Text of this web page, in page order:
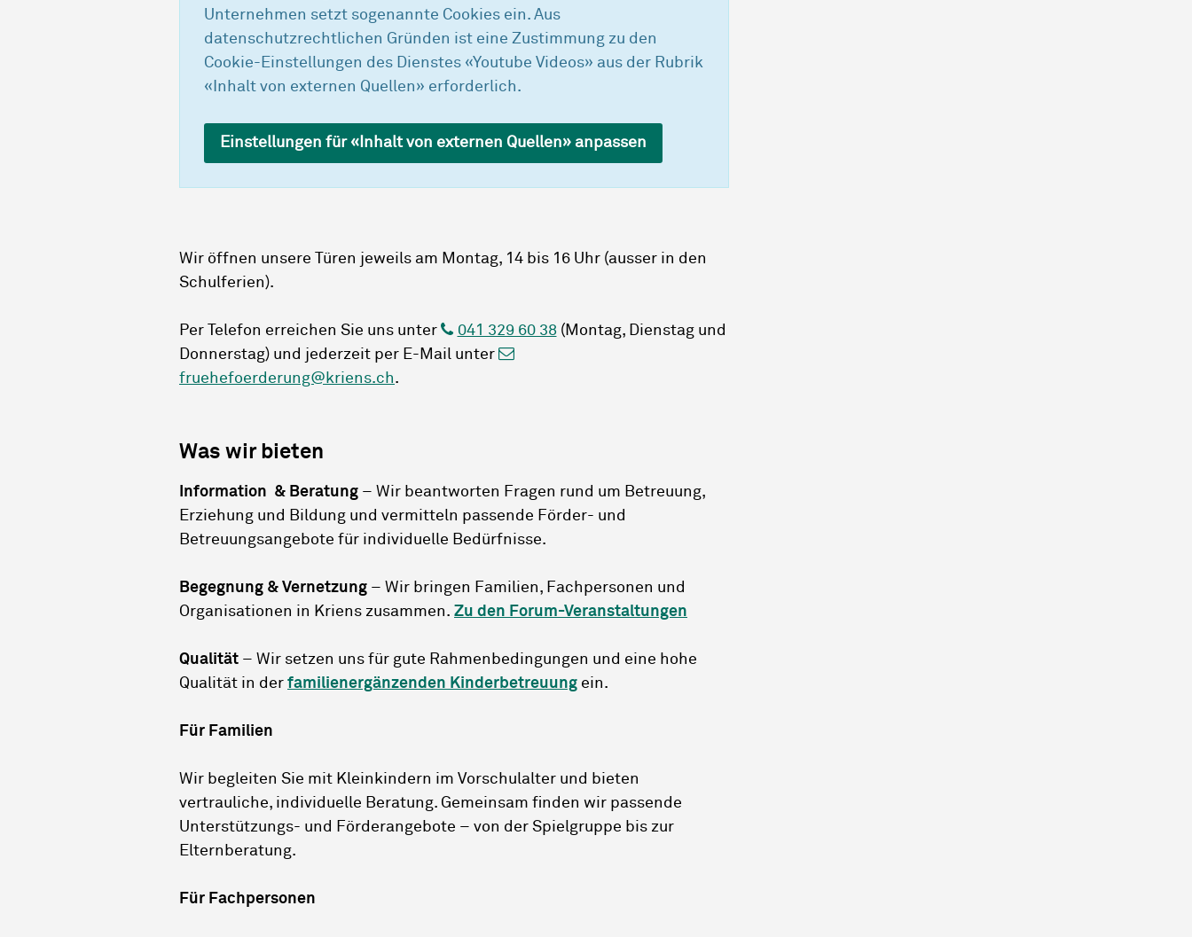
Unternehmen setzt sogenannte Cookies ein. Aus
datenschutzrechtlichen Gründen ist eine Zustimmung zu den
Cookie-Einstellungen des Dienstes «Youtube Videos» aus der Rubrik
«Inhalt von externen Quellen» erforderlich.
Einstellungen für «Inhalt von externen Quellen» anpassen
Wir öffnen unsere Türen jeweils am Montag, 14 bis 16 Uhr (ausser in den
Schulferien).
Per Telefon erreichen Sie uns unter 041 329 60 38(Montag, Dienstag und
Donnerstag) und jederzeit per E-Mail unter
fruehefoerderung@kriens.ch.
Was wir bieten
Information & Beratung – Wir beantworten Fragen rund um Betreuung,
Erziehung und Bildung und vermitteln passende Förder- und
Betreuungsangebote für individuelle Bedürfnisse.
Begegnung & Vernetzung – Wir bringen Familien, Fachpersonen und
Organisationen in Kriens zusammen. Zu den Forum-Veranstaltungen
Qualität – Wir setzen uns für gute Rahmenbedingungen und eine hohe
Qualität in der familienergänzenden Kinderbetreuung ein.
Für Familien
Wir begleiten Sie mit Kleinkindern im Vorschulalter und bieten
vertrauliche, individuelle Beratung. Gemeinsam finden wir passende
Unterstützungs- und Förderangebote – von der Spielgruppe bis zur
Elternberatung.
Für Fachpersonen